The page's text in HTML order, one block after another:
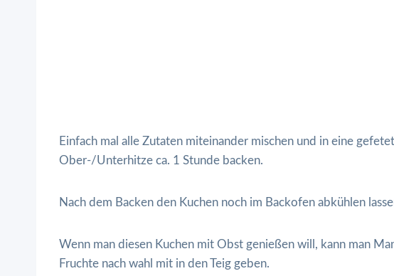
Einfach mal alle Zutaten miteinander mischen und in eine
Ober-/Unterhitze ca. 1 Stunde backen.
Nach dem Backen den Kuchen noch im Backofen abkühlen
Wenn man diesen Kuchen mit Obst genießen will, kann man
Fruchte nach wahl mit in den Teig geben.